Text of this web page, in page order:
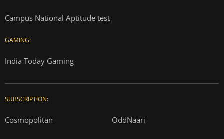
Campus National Aptitude test
GAMING:
India Today Gaming
SUBSCRIPTION:
Cosmopolitan OddNaari